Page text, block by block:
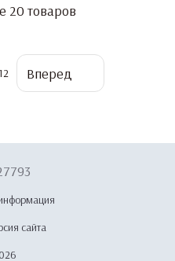
20 товаров
Вперед
сайта